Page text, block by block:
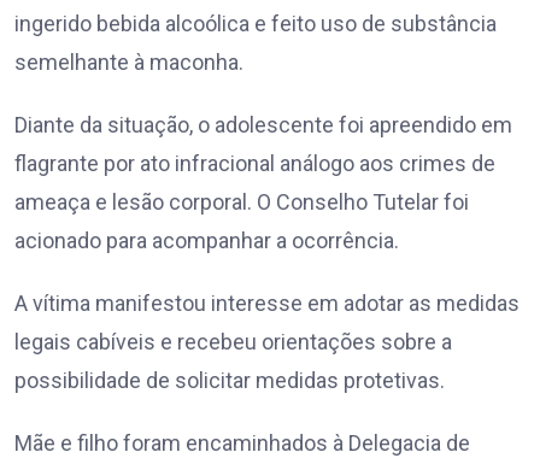
ingerido bebida alcoólica e feito uso de substância
semelhante à maconha.
Diante da situação, o adolescente foi apreendido em
flagrante por ato infracional análogo aos crimes de
ameaça e lesão corporal. O Conselho Tutelar foi
acionado para acompanhar a ocorrência.
A vítima manifestou interesse em adotar as medidas
legais cabíveis e recebeu orientações sobre a
possibilidade de solicitar medidas protetivas.
Mãe e filho foram encaminhados à Delegacia de